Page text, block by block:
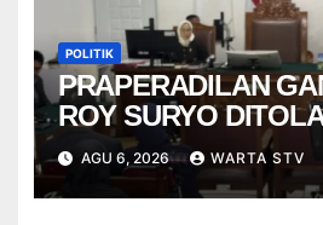
POLITIK
PRAPERADILAN
ROY SURYO
AGU 6, 2026 WARTA STV